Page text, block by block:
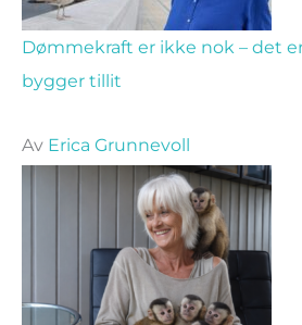
Dømmekraft er ikke nok – det
bygger tillit
Av Erica Grunnevoll